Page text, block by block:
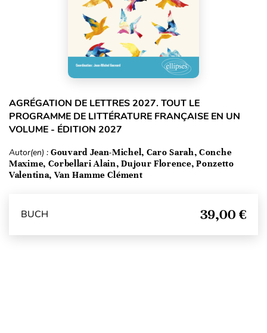
AGRÉGATION DE LETTRES 2027. TOUT LE
PROGRAMME DE LITTÉRATURE FRANÇAISE EN UN
VOLUME - ÉDITION 2027
Autor(en) : Gouvard Jean-Michel, Caro Sarah, Conche
Maxime, Corbellari Alain, Dujour Florence, Ponzetto
Valentina, Van Hamme Clément
BUCH 39,00 €